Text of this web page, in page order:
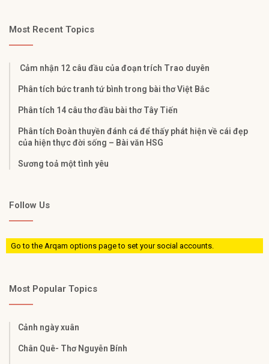
Most Recent Topics
Cảm nhận 12 câu đầu của đoạn trích Trao duyên
Phân tích bức tranh tứ bình trong bài thơ Việt Bắc
Phân tích 14 câu thơ đầu bài thơ Tây Tiến
Phân tích Đoàn thuyền đánh cá để thấy phát hiện về cái đẹp
của hiện thực đời sống – Bài văn HSG
Sương toả một tình yêu
Follow Us
Go to the Arqam options page to set your social accounts.
Most Popular Topics
Cảnh ngày xuân
Chân Quê- Thơ Nguyễn Bính